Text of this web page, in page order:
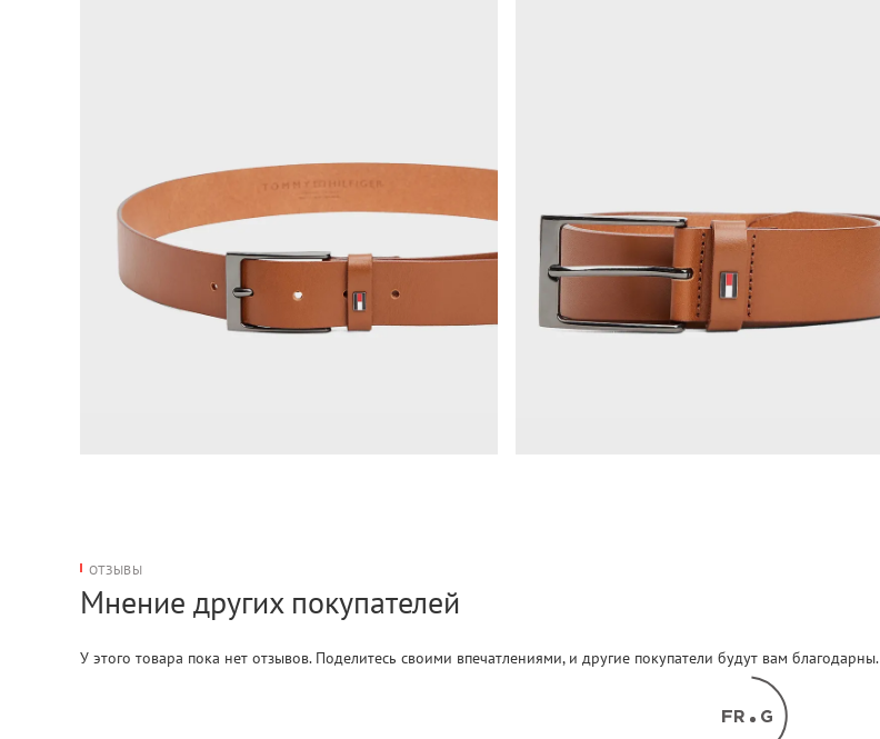
ОТЗЫВЫ
Мнение других покупателей
У этого товара пока нет отзывов. Поделитесь своими впечатлениями, и другие покупатели будут вам благодарны.